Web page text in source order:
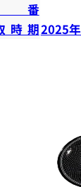
番
時期2025